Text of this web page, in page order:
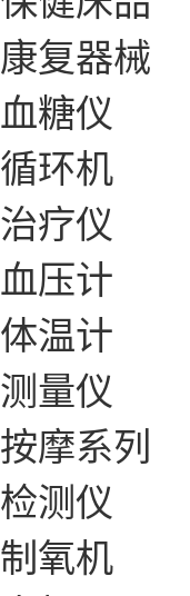
康复器械
血糖仪
循环机
治疗仪
血压计
体温计
测量仪
按摩系列
检测仪
制氧机